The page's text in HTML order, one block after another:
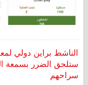
الناشط براين دولي
ستلحق الضرر بسمعة
سراحهم